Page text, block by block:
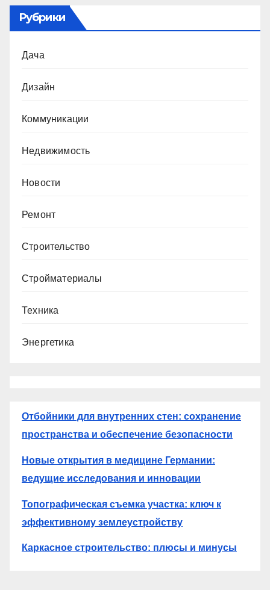
Рубрики
Дача
Дизайн
Коммуникации
Недвижимость
Новости
Ремонт
Строительство
Стройматериалы
Техника
Энергетика
Отбойники для внутренних стен: сохранение
пространства и обеспечение безопасности
Новые открытия в медицине Германии:
ведущие исследования и инновации
Топографическая съемка участка: ключ к
эффективному землеустройству
Каркасное строительство: плюсы и минусы